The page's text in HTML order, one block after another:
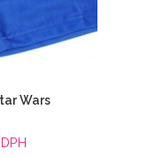
Wars